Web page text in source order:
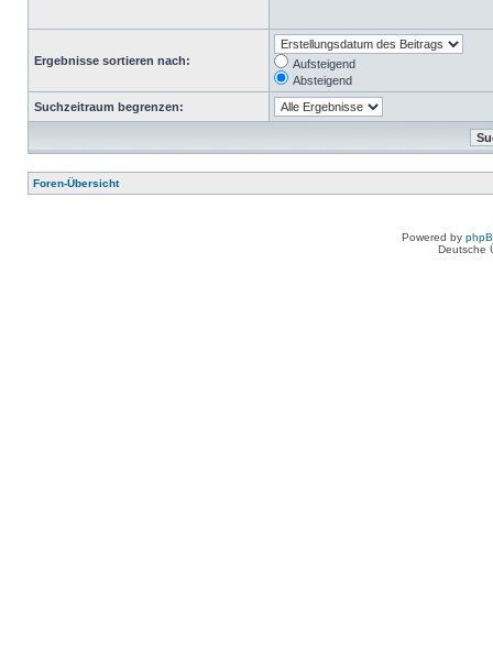
Ergebnisse sortieren nach:
Aufsteigend
Absteigend
Suchzeitraum begrenzen:
Foren-Übersicht
Powered by
Deutsche